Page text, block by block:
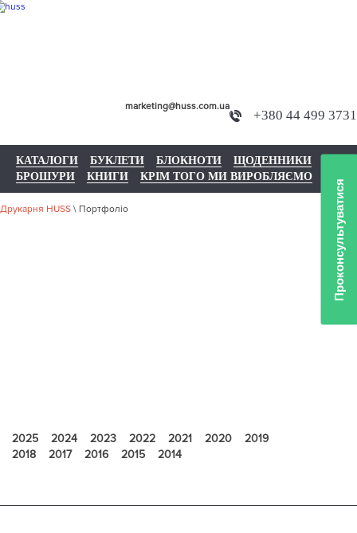
+380 44 499 3731
marketing@huss.com.ua
КАТАЛОГИ БУКЛЕТИ БЛОКНОТИ
ЩОДЕННИКИ
БРОШУРИ
КНИГИ КРІМ ТОГО МИ ВИРОБЛЯЄМО
Друкарня HUSS \ Портфоліо
ПОРТФОЛІО
2025 2024 2023 2022 2021 2020
2019
2018
2017 2016 2015 2014
Проконсультуватися